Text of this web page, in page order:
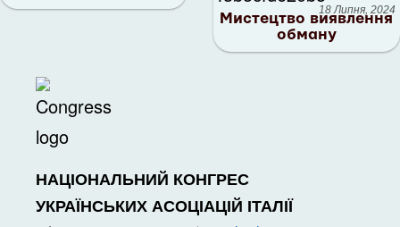
18 Липня, 2024
Мистецтво виявлення
обману
НАЦІОНАЛЬНИЙ КОНГРЕС
УКРАЇНСЬКИХ АСОЦІАЦІЙ ІТАЛІЇ